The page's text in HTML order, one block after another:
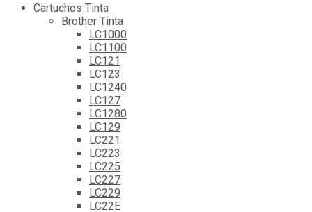
Cartuchos Tinta
Brother Tinta
LC1000
LC1100
LC121
LC123
LC1240
LC127
LC1280
LC129
LC221
LC223
LC225
LC227
LC229
LC22E